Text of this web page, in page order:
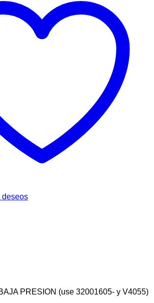
deseos
PRESION (use 32001605- y V4055)